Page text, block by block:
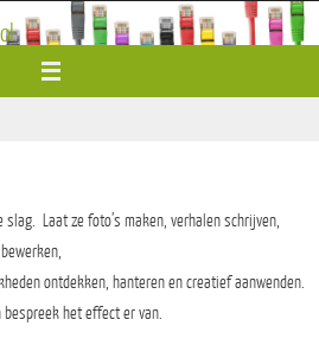
Laat ze foto’s maken, verhalen schrijven,
ontdekken, hanteren en creatief aanwenden.
bespreek het effect er van.